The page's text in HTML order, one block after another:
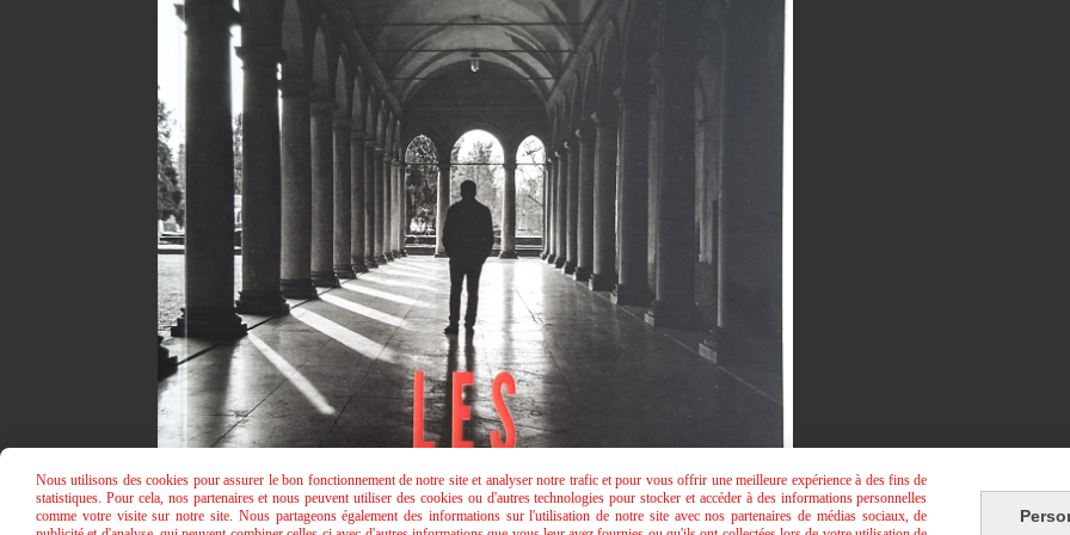
Nous utilisons des cookies pour assurer le bon fonctionnement de notre site et analyser notre trafic et pour vous offrir une meilleure expérience à des fins de
statistiques. Pour cela, nos partenaires et nous peuvent utiliser des cookies ou d'autres technologies pour stocker et accéder à des informations personnelles
comme votre visite sur notre site. Nous partageons également des informations sur l'utilisation de notre site avec nos partenaires de médias sociaux, de